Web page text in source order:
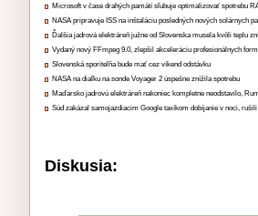
Microsoft v čase drahých pamätí sľubuje optimalizovať spotrebu
NASA pripravuje ISS na inštaláciu posledných nových solárnych
Ďalšia jadrová elektráreň južne od Slovenska musela kvôli teplu
Vydaný nový FFmpeg 9.0, zlepšil akceleráciu profesionálnych
Slovenská sporiteľňa bude mať cez víkend odstávku
NASA na diaľku na sonde Voyager 2 úspešne znížila spotrebu
Maďarsko jadrovú elektráreň nakoniec kompletne neodstavilo,
Súd zakázal samojazdiacim Google taxíkom dobíjanie v noci,
Diskusia: